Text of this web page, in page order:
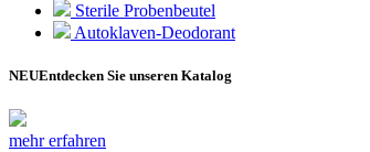
Sterile Probenbeutel
Autoklaven-Deodorant
NEUEntdecken Sie unseren Katalog
mehr erfahren